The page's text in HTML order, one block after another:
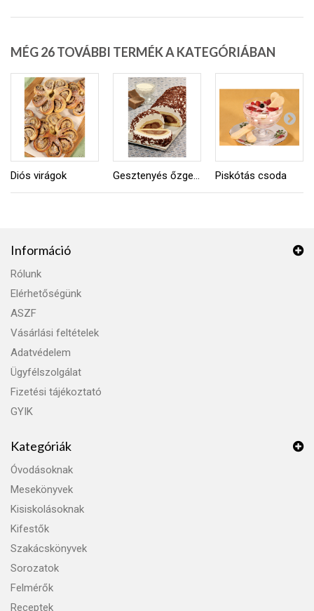
MÉG 26 TOVÁBBI TERMÉK A KATEGÓRIÁBAN
Diós virágok Gesztenyés őzgerinc Piskótás csoda
Információ
Rólunk
Elérhetőségünk
ASZF
Vásárlási feltételek
Adatvédelem
Ügyfélszolgálat
Fizetési tájékoztató
GYIK
Kategóriák
Óvodásoknak
Mesekönyvek
Kisiskolásoknak
Kifestők
Szakácskönyvek
Sorozatok
Felmérők
Receptek